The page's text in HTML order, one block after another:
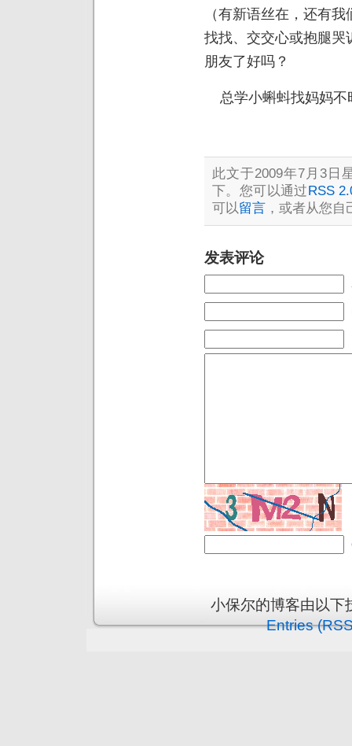
（有新语丝在，还有
找找、交交心或抱腿哭
朋友了好吗？
总学小蝌蚪找妈妈不
此文于2009年7月3日
下。您可以通过 RSS
可以留言 ，或者从您自
发表评论
小保尔的博客由以下
Entries